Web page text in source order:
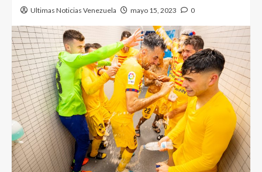
Ultimas Noticias Venezuela mayo 15, 2023 0